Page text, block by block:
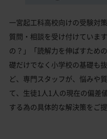
一宮起工科高校向けの受験対
質問・相談を受け付けていま
の？」「読解力を伸ばすため
礎だけでなく小学校の基礎も
ど、専門スタッフが、悩みや
て、生徒1人1人の現在の偏差
する為の具体的な解決策をご